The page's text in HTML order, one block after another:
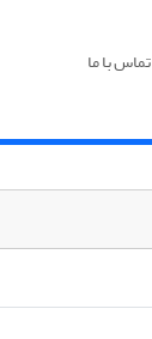
تماس با ما